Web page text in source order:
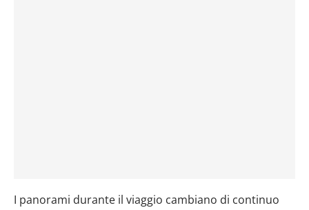
I panorami durante il viaggio cambiano di continuo